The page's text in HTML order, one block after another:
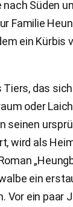
nach Süden
Familie
ein Kürbis
das
oder
seinen
wird als
ein
Vor ein paar